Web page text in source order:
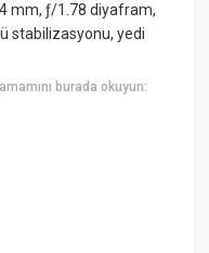
mm, ƒ/1.78 diyafram,
stabilizasyonu, yedi
burada okuyun: